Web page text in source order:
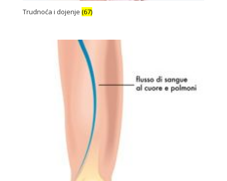
Trudnoća i dojenje (67)